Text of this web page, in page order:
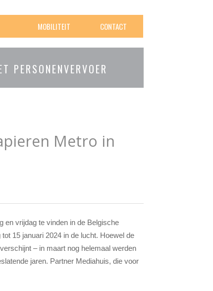
MOBILITEIT CONTACT
PERSONENVERVOER
Metro in
en vrijdag te vinden in de Belgische
15 januari 2024 in de lucht. Hoewel de
– in maart nog helemaal werden
jaren. Partner Mediahuis, die voor